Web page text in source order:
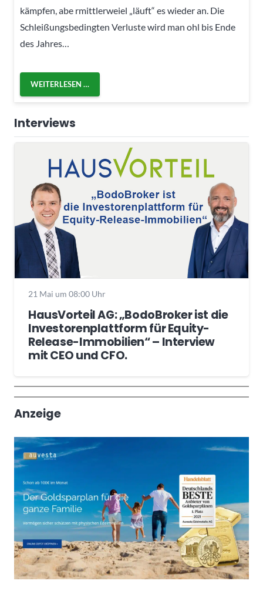
kämpfen, abe rmittlerweiel „läuft“ es wieder an. Die
Schleißungsbedingten Verluste wird man ohl bis Ende
des Jahres…
WEITERLESEN …
Interviews
21 Mai um 08:00 Uhr
HausVorteil AG: „BodoBroker ist die
Investorenplattform für Equity-
Release-Immobilien“ – Interview
mit CEO und CFO.
Wochenrückblick
Trendthemen
Anzeige